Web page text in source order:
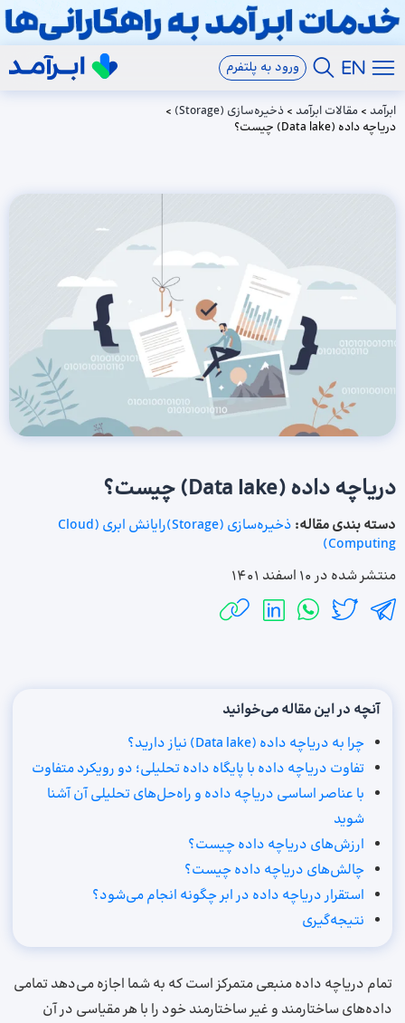
ورود به پلتفرم
ابرآمد > مقالات ابرآمد > ذخیره‌سازی (Storage)
>
دریاچه داده (Data lake) چیست؟
دریاچه داده (Data lake) چیست؟
دسته بندی مقاله: ذخیره‌سازی (Storage)
رایانش ابری (Cloud
Computing)
منتشر شده در 10 اسفند 1401
آنچه در این مقاله می‌خوانید
چرا به دریاچه داده (Data lake) نیاز دارید؟
تفاوت دریاچه داده با پایگاه داده تحلیلی؛ دو رویکرد متفاوت
با عناصر اساسی دریاچه داده و راه‌حل‌های تحلیلی آن آشنا
شوید
ارزش‌های دریاچه داده چیست؟
چالش‌های دریاچه داده چیست؟
استقرار دریاچه داده در ابر چگونه انجام می‌شود؟
نتیجه‌گیری
تمام دریاچه داده منبعی متمرکز است که به شما اجازه می‌دهد تمامی
داده‌های ساختارمند و غیر ساختارمند خود را با هر مقیاسی در آن